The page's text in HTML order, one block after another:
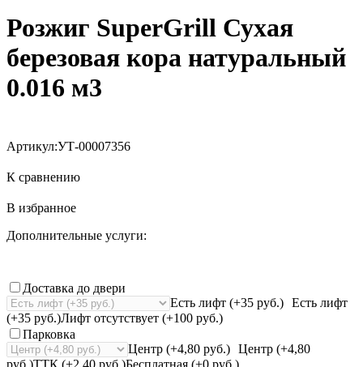
Розжиг SuperGrill Сухая
березовая кора натуральный
0.016 м3
Артикул:УТ-00007356
К сравнению
В избранное
Дополнительные услуги:
Доставка до двери
Есть лифт (+35 руб.) Есть лифт
(+35 руб.)Лифт отсутствует (+100 руб.)
Парковка
Центр (+4,80 руб.) Центр (+4,80